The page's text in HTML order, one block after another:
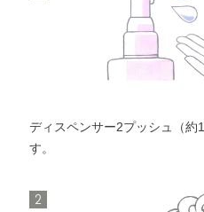
ディスペンサー2プッシュ（約
す。
2